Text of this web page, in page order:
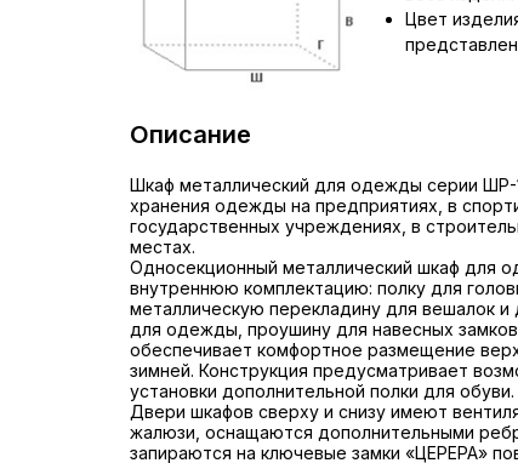
Описание
Шкаф металлический для одежды серии ШР-
хранения одежды на предприятиях, в
государственных учреждениях, в
местах.
Односекционный металлический шкаф для
внутреннюю комплектацию: полку для
металлическую перекладину для вешалок и
для одежды, проушину для навесных
обеспечивает комфортное размещение
зимней. Конструкция предусматривает
установки дополнительной полки для обуви.
Двери шкафов сверху и снизу имеют
жалюзи, оснащаются дополнительными
запираются на ключевые замки «ЦЕРЕРА»
Цвет